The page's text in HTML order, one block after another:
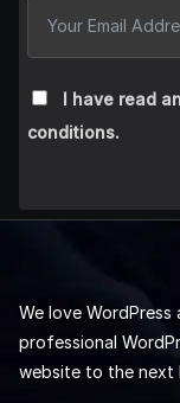
I have read
conditions.
We love
professional
website to the next